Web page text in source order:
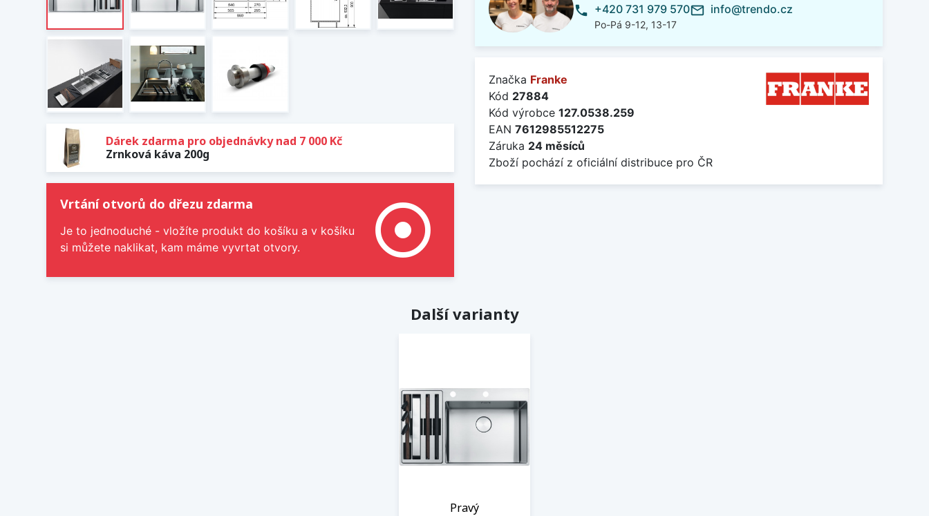
Dárek zdarma pro objednávky nad 7 000 Kč
Zrnková káva 200g
Vrtání otvorů do dřezu zdarma
Je to jednoduché - vložíte produkt do košíku a v košíku
si můžete naklikat, kam máme vyvrtat otvory.
adjust
phone +420 731 979 570
Po-Pá 9-12, 13-17
mail_outline info@trendo.cz
Značka Franke
Kód 27884
Kód výrobce 127.0538.259
EAN 7612985512275
Záruka 24 měsíců
Zboží pochází z oficiální distribuce pro ČR
Další varianty
Pravý